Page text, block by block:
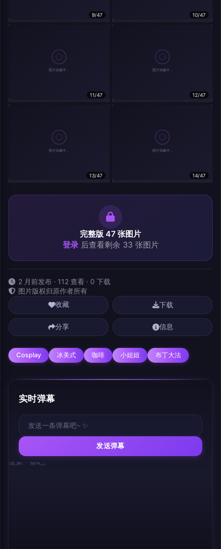
9/47 10/47
11/47 12/47
13/47 14/47
完整版 47 张图片
登录后查看剩余 33 张图片
2 月前发布 · 112 查看 · 0 下载
图片版权归原作者所有
收藏 下载
分享 信息
Cosplay 冰美式 咖啡 小姐姐 布丁大法
实时弹幕
发送弹幕
发第一条吧。